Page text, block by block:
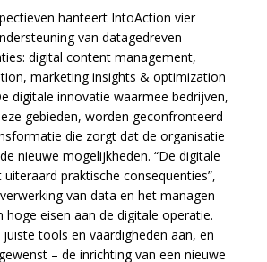
hanteert IntoAction vier
van datagedreven
digital content management,
marketing insights & optimization
digitale innovatie waarmee bedrijven,
gebieden, worden geconfronteerd
die zorgt dat de organisatie
nieuwe mogelijkheden. “De digitale
praktische consequenties”,
van data en het managen
hoge eisen aan de digitale operatie.
tools en vaardigheden aan, en
– de inrichting van een nieuwe